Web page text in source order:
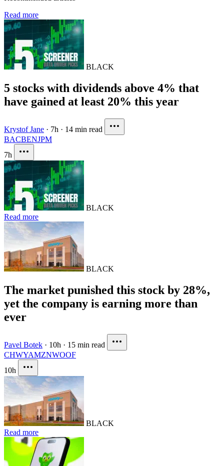
Read more
BLACK
5 stocks with dividends above 4% that
have gained at least 20% this year
Krystof Jane · 7h · 14 min read
BACBENJPM
7h
BLACK
Read more
BLACK
The market punished this stock by 28%,
yet the company is earning more than
ever
Pavel Botek · 10h · 15 min read
CHWYAMZNWOOF
10h
BLACK
Read more